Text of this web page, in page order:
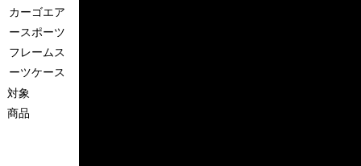
カーゴエア
ースポーツ
フレームス
ーツケース
対象
商品